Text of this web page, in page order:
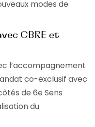
modes de
CBRE et
l’accompagnement
co-exclusif avec
de 6e Sens
du